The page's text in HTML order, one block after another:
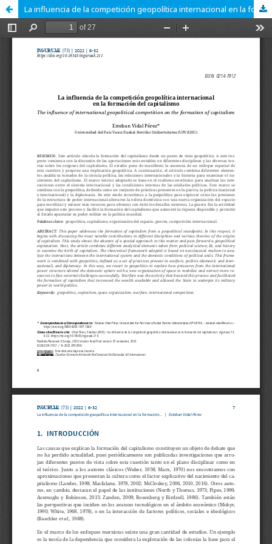
La influencia de la competición geopolítica internacional en la formación del capitalismo